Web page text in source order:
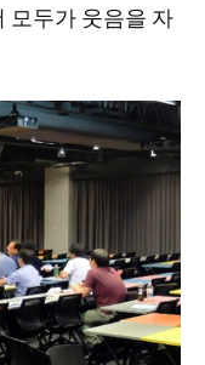
모두가 웃음을 자